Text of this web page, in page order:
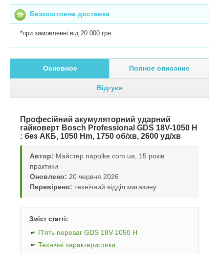
Безкоштовна доставка
*при замовленні від 20 000 грн
Основное Полное описание
Відгуки
Професійний акумуляторний ударний
гайковерт Bosch Professional GDS 18V-1050 H
: без АКБ, 1050 Hm, 1750 об/хв, 2600 уд/хв
Автор: Майстер napolke.com.ua, 15 років
практики
Оновлено: 20 червня 2026
Перевірено: технічний відділ магазину
Зміст статті:
П'ять переваг GDS 18V-1050 H
Технічні характеристики